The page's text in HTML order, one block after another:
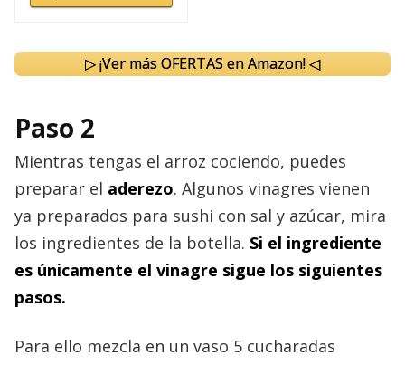
▷ ¡Ver más OFERTAS en Amazon! ◁
Paso 2
Mientras tengas el arroz cociendo, puedes
preparar el aderezo. Algunos vinagres vienen
ya preparados para sushi con sal y azúcar, mira
los ingredientes de la botella. Si el ingrediente
es únicamente el vinagre sigue los siguientes
pasos.
Para ello mezcla en un vaso 5 cucharadas